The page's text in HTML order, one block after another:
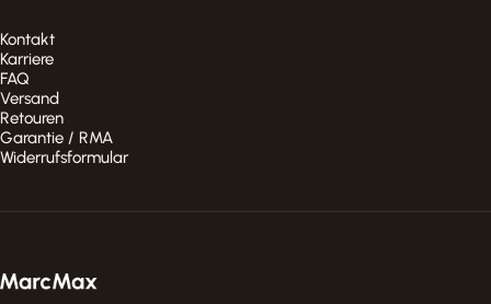
Kontakt
Karriere
FAQ
Versand
Retouren
Garantie / RMA
Widerrufsformular
MarcMax Shop